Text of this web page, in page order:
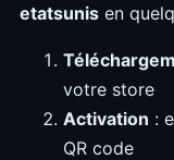
etatsunis en
votre store
Activation :
QR code